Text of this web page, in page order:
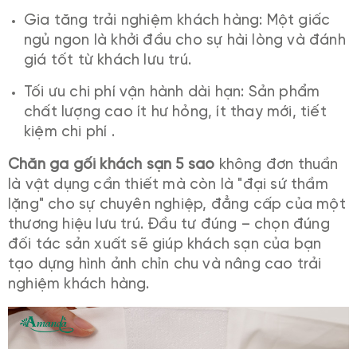
Gia tăng trải nghiệm khách hàng: Một giấc
ngủ ngon là khởi đầu cho sự hài lòng và đánh
giá tốt từ khách lưu trú.
Tối ưu chi phí vận hành dài hạn: Sản phẩm
chất lượng cao ít hư hỏng, ít thay mới, tiết
kiệm chi phí .
Chăn ga gối khách sạn 5 sao không đơn thuần
là vật dụng cần thiết mà còn là "đại sứ thầm
lặng" cho sự chuyên nghiệp, đẳng cấp của một
thương hiệu lưu trú. Đầu tư đúng – chọn đúng
đối tác sản xuất sẽ giúp khách sạn của bạn
tạo dựng hình ảnh chỉn chu và nâng cao trải
nghiệm khách hàng.